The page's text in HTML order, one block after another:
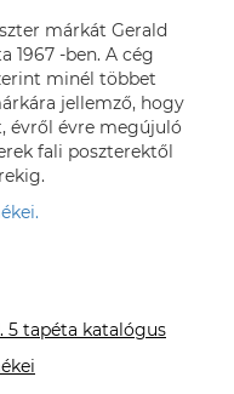
márkát Gerald
1967 -ben. A cég
minél többet
jellemző, hogy
évről évre megújuló
fali poszterektől
5 tapéta katalógus